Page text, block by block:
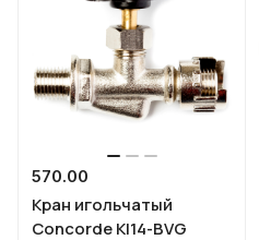
570.00
Кран игольчатый
Concorde KI14-BVG